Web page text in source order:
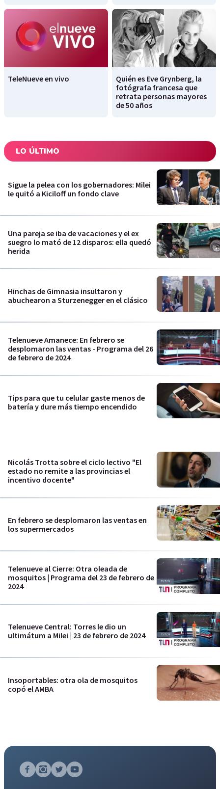
TeleNueve en vivo
Quién es Eve Grynberg, la
fotógrafa francesa que
retrata personas mayores
de 50 años
LO ÚLTIMO
Sigue la pelea con los gobernadores: Milei
le quitó a Kiciloff un fondo clave
Una pareja se iba de vacaciones y el ex
suegro lo mató de 12 disparos: ella quedó
herida
Hinchas de Gimnasia insultaron y
abuchearon a Sturzenegger en el clásico
Telenueve Amanece: En febrero se
desplomaron las ventas - Programa del 26
de febrero de 2024
Tips para que tu celular gaste menos de
batería y dure más tiempo encendido
Nicolás Trotta sobre el ciclo lectivo "El
estado no remite a las provincias el
incentivo docente"
En febrero se desplomaron las ventas en
los supermercados
Telenueve al Cierre: Otra oleada de
mosquitos | Programa del 23 de febrero de
2024
Telenueve Central: Torres le dio un
ultimátum a Milei | 23 de febrero de 2024
Insoportables: otra ola de mosquitos
copó el AMBA